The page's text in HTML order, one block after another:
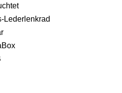
Lederlenkrad